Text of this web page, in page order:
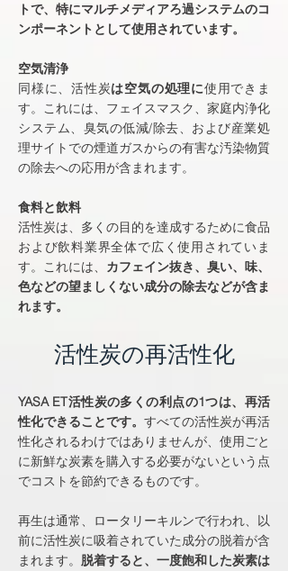
トで、特にマルチメディアろ過システムのコ
ンポーネントとして使用されています。
空気清浄
同様に、活性炭は空気の処理に使用できま
す。これには、フェイスマスク、家庭内浄化
システム、臭気の低減/除去、および産業処
理サイトでの煙道ガスからの有害な汚染物質
の除去への応用が含まれます。
食料と飲料
活性炭は、多くの目的を達成するために食品
および飲料業界全体で広く使用されていま
す。これには、 カフェイン抜き、臭い、味、
色などの望ましくない成分の除去などが含ま
れます。
活性炭の再活性化
YASA ET活性炭の多くの利点の1つは、再活
性化できることです。 すべての活性炭が再活
性化されるわけではありませんが、使用ごと
に新鮮な炭素を購入する必要がないという点
でコストを節約できるものです。
再生は通常、ロータリーキルンで行われ、以
前に活性炭に吸着されていた成分の脱着が含
まれます。 脱着すると、一度飽和した炭素は